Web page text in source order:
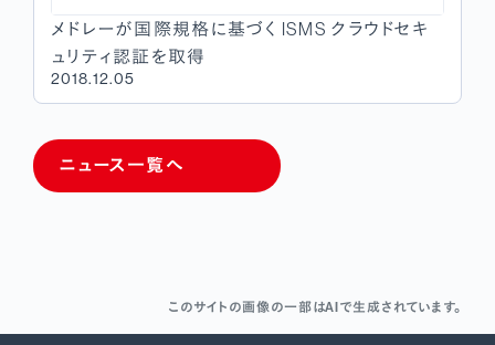
ニュース一覧へ
メドレーが国際規格に基づく ISMS クラウドセキ
ュリティ認証を取得
2018.12.05
このサイトの画像の一部はAIで生成されています。